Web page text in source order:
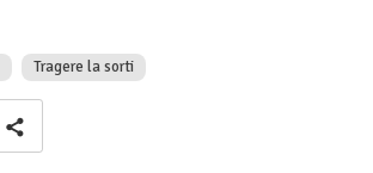
Tragere la sorti